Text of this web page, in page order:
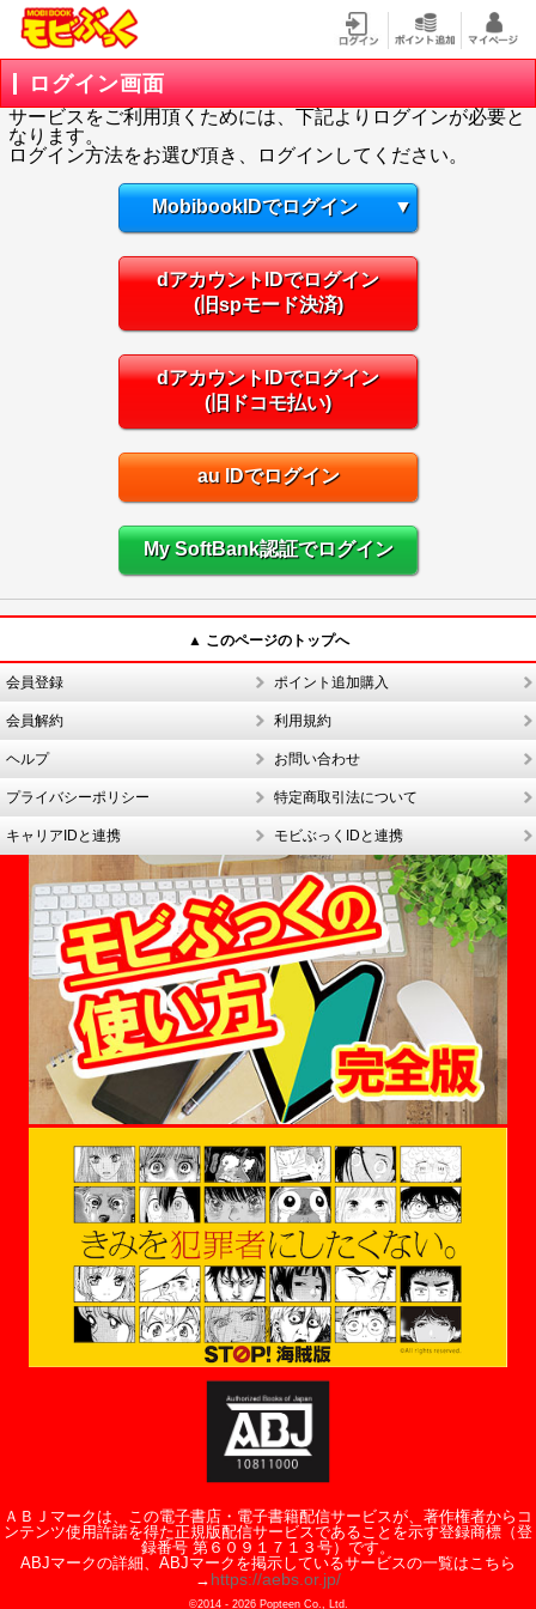
ログイン画面
サービスをご利用頂くためには、下記よりログインが必要と
なります。
ログイン方法をお選び頂き、ログインしてください。
MobibookIDでログイン ▼
dアカウントIDでログイン
(旧spモード決済)
dアカウントIDでログイン
(旧ドコモ払い)
au IDでログイン
My SoftBank認証でログイン
▲ このページのトップへ
会員登録 ポイント追加購入
会員解約 利用規約
ヘルプ お問い合わせ
プライバシーポリシー 特定商取引法について
キャリアIDと連携 モビぶっくIDと連携
ＡＢＪマークは、この電子書店・電子書籍配信サービスが、著作権者からコ
ンテンツ使用許諾を得た正規版配信サービスであることを示す登録商標（登
録番号 第６０９１７１３号）です。
ABJマークの詳細、ABJマークを掲示しているサービスの一覧はこちら
→ https://aebs.or.jp/
©2014 - 2026Popteen Co., Ltd.